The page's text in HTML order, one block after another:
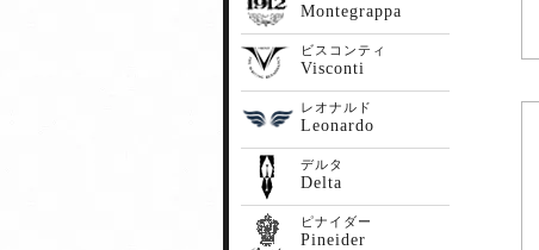
Montegrappa
ビスコンティ
Visconti
レオナルド
Leonardo
デルタ
Delta
ピナイダー
Pineider